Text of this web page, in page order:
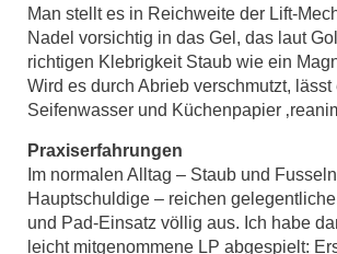
Man stellt es in Reichweite der Lift-
Nadel vorsichtig in das Gel, das laut
richtigen Klebrigkeit Staub wie ein
Wird es durch Abrieb verschmutzt, lässt
Seifenwasser und Küchenpapier
Praxiserfahrungen
Im normalen Alltag – Staub und
Hauptschuldige – reichen
und Pad-Einsatz völlig aus. Ich habe
leicht mitgenommene LP abgespielt: